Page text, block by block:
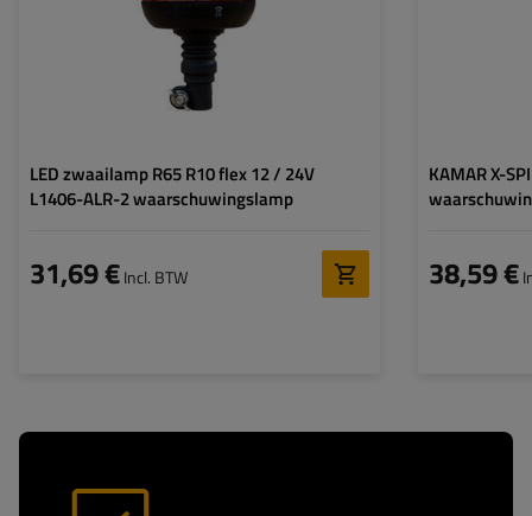
LED zwaailamp R65 R10 flex 12 / 24V
L1406-ALR-2 waarschuwingslamp
31,69 €Incl. BTW
KAMAR X-
38,59 €